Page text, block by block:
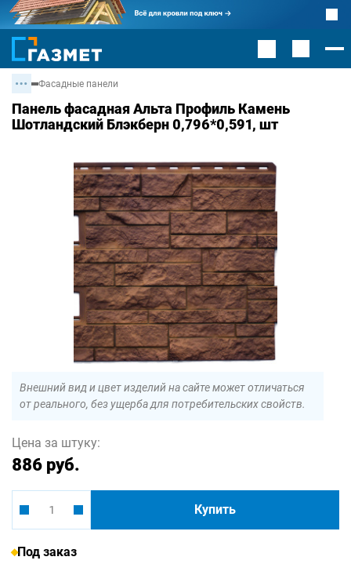
Фасадные панели
Панель фасадная Альта Профиль Камень
Шотландский Блэкберн 0,796*0,591, шт
Внешний вид и цвет изделий на сайте может отличаться
от реального, без ущерба для потребительских свойств.
Цена за штуку:
886 руб.
Купить
Под заказ